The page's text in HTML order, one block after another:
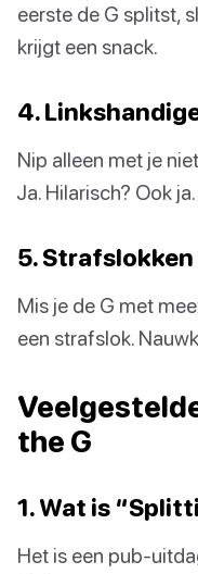
eerste de G splitst,
krijgt een snack.
4.
Nip alleen met je
Ja. Hilarisch? Ook ja.
5. Strafslokken
Mis je de G met
een strafslok.
the G
1. Wat is
Het is een pub-